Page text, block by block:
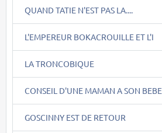
QUAND TATIE N'EST PAS LA....
L'EMPEREUR BOKACROUILLE ET L'I
LA TRONCOBIQUE
CONSEIL D'UNE MAMAN A SON BEBE
GOSCINNY EST DE RETOUR